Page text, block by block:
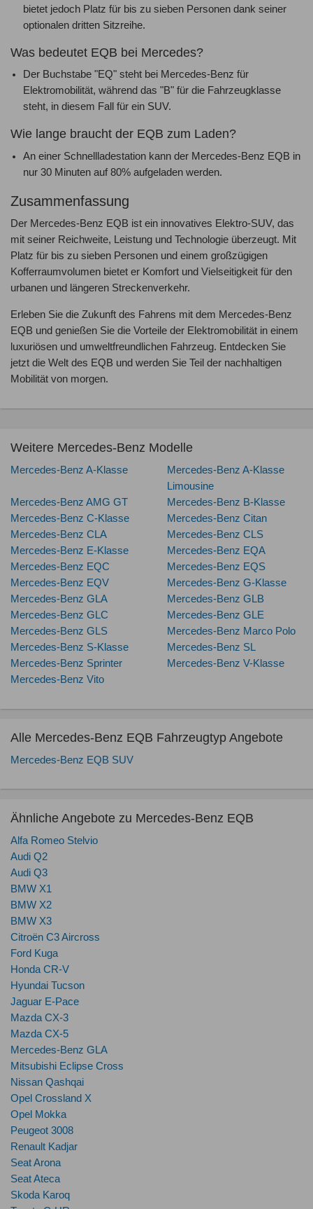
Weitere Mercedes-Benz Modelle
Mercedes-Benz A-Klasse
Mercedes-Benz A-Klasse
Limousine
Mercedes-Benz AMG GT
Mercedes-Benz B-Klasse
Mercedes-Benz C-Klasse
Mercedes-Benz Citan
Mercedes-Benz CLA
Mercedes-Benz CLS
Mercedes-Benz E-Klasse
Mercedes-Benz EQA
Mercedes-Benz EQC
Mercedes-Benz EQS
Mercedes-Benz EQV
Mercedes-Benz G-Klasse
Mercedes-Benz GLA
Mercedes-Benz GLB
Mercedes-Benz GLC
Mercedes-Benz GLE
Mercedes-Benz GLS
Mercedes-Benz Marco Polo
Mercedes-Benz S-Klasse
Mercedes-Benz SL
Mercedes-Benz Sprinter
Mercedes-Benz V-Klasse
Mercedes-Benz Vito
Alle Mercedes-Benz EQB Fahrzeugtyp Angebote
Mercedes-Benz EQB SUV
Ähnliche Angebote zu Mercedes-Benz EQB
Alfa Romeo Stelvio
Audi Q2
Audi Q3
BMW X1
BMW X2
BMW X3
Citroën C3 Aircross
Ford Kuga
Honda CR-V
Hyundai Tucson
Jaguar E-Pace
Mazda CX-3
Mazda CX-5
Mercedes-Benz GLA
Mitsubishi Eclipse Cross
Nissan Qashqai
Opel Crossland X
Opel Mokka
Peugeot 3008
Renault Kadjar
Seat Arona
Seat Ateca
Skoda Karoq
bietet jedoch Platz für bis zu sieben Personen dank seiner
optionalen dritten Sitzreihe.
Was bedeutet EQB bei Mercedes?
Der Buchstabe "EQ" steht bei Mercedes-Benz für
Elektromobilität, während das "B" für die Fahrzeugklasse
steht, in diesem Fall für ein SUV.
Wie lange braucht der EQB zum Laden?
An einer Schnellladestation kann der Mercedes-Benz EQB in
nur 30 Minuten auf 80% aufgeladen werden.
Zusammenfassung
Der Mercedes-Benz EQB ist ein innovatives Elektro-SUV, das
mit seiner Reichweite, Leistung und Technologie überzeugt. Mit
Platz für bis zu sieben Personen und einem großzügigen
Kofferraumvolumen bietet er Komfort und Vielseitigkeit für den
urbanen und längeren Streckenverkehr.
Erleben Sie die Zukunft des Fahrens mit dem Mercedes-Benz
EQB und genießen Sie die Vorteile der Elektromobilität in einem
luxuriösen und umweltfreundlichen Fahrzeug. Entdecken Sie
jetzt die Welt des EQB und werden Sie Teil der nachhaltigen
Mobilität von morgen.